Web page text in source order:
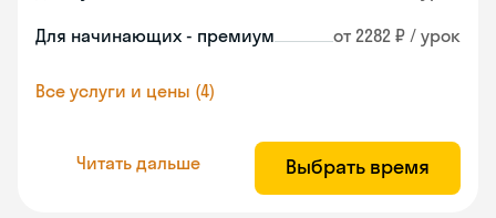
Для начинающих - премиум от 2282 ₽ / урок
Все услуги и цены (4)
Читать дальше Выбрать время